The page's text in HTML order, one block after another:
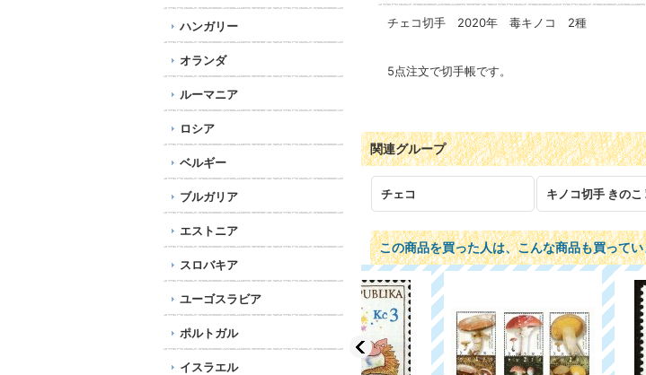
ハンガリー
オランダ
ルーマニア
ロシア
ベルギー
ブルガリア
エストニア
スロバキア
ユーゴスラビア
ポルトガル
イスラエル
チェコ切手 2020年 毒キノコ 2種
5点注文で切手帳です。
関連グループ
チェコ キノコ切手 きのこ
この商品を買った人は、こんな商品も買って